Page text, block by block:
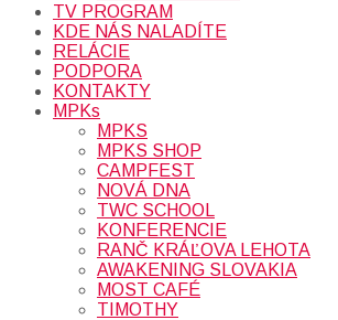
TV PROGRAM
KDE NÁS NALADÍTE
RELÁCIE
PODPORA
KONTAKTY
MPKs
MPKS
MPKS SHOP
CAMPFEST
NOVÁ DNA
TWC SCHOOL
KONFERENCIE
RANČ KRÁĽOVA LEHOTA
AWAKENING SLOVAKIA
MOST CAFÉ
TIMOTHY